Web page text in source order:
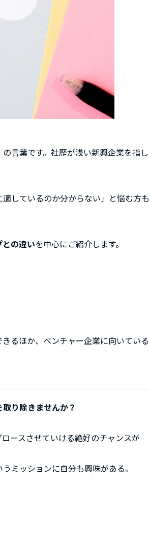
言葉です。社歴が浅い新興企業を指し
しているのか分からない」と悩む方も
の違いを中心にご紹介します。
るほか、ベンチャー企業に向いている
り除きませんか？
ースさせていける絶好のチャンスが
ミッションに自分も興味がある。